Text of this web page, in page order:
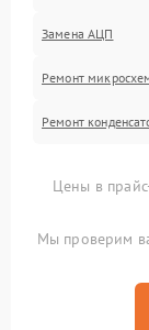
Замена АЦП
Ремонт
Ремонт
Цены в
Мы проверим